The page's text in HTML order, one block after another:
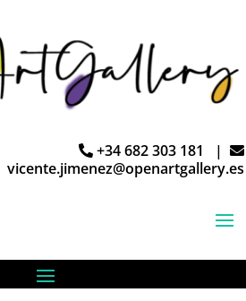
+34 682 303 181 |
vicente.jimenez@openartgallery.es